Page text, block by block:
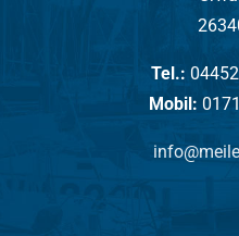
Tel.:
Mobil: